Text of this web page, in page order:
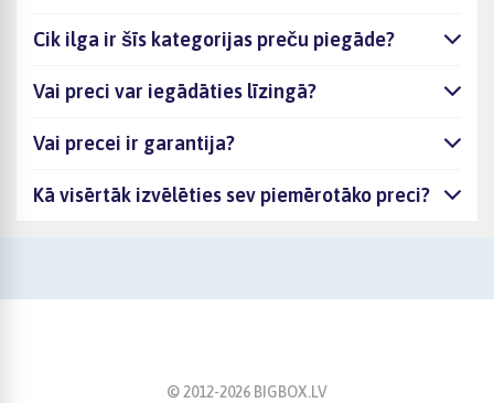
Cik ilga ir šīs kategorijas preču piegāde?
Vai preci var iegādāties līzingā?
Vai precei ir garantija?
Kā visērtāk izvēlēties sev piemērotāko preci?
© 2012-2026 BIGBOX.LV